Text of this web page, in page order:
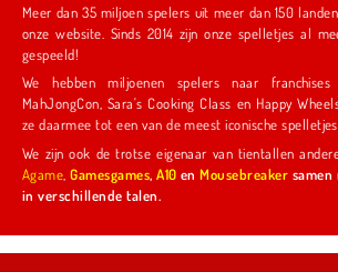
Meer dan 35 miljoen spelers uit meer dan 150
onze website. Sinds 2014 zijn onze spelletjes al
gespeeld!
We hebben miljoenen spelers naar
MahJongCon, Sara's Cooking Class en Happy Wheels getrokken en hebben
We zijn ook de trotse eigenaar van tientallen
Agame ,Gamesgames,A10 enMousebreaker
in verschillende talen.